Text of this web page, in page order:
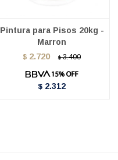
Pintura para Pisos 20kg -
Marron
$ 2.720 $ 3.400
$ 2.312